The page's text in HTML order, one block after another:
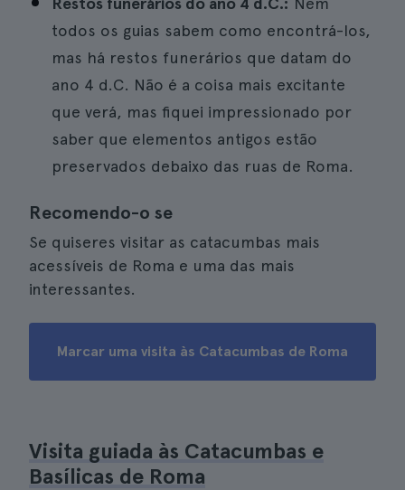
todos os guias sabem como encontrá-los,
mas há restos funerários que datam do
ano 4 d.C. Não é a coisa mais excitante
que verá, mas fiquei impressionado por
saber que elementos antigos estão
preservados debaixo das ruas de Roma.
Recomendo-o se
Se quiseres visitar as catacumbas mais
acessíveis de Roma e uma das mais
interessantes.
Marcar uma visita às Catacumbas de Roma
Visita guiada às Catacumbas e
Basílicas de Roma